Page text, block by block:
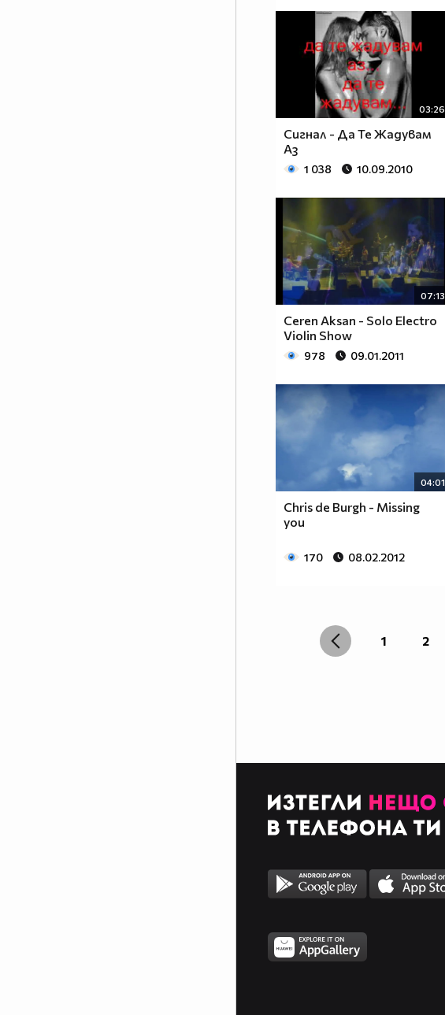
03:26
Сигнал - Да Те Жадувам
Аз
1 038 10.09.2010
07:13
Ceren Aksan - Solo Electro
Violin Show
978 09.01.2011
04:01
Chris de Burgh - Missing
you
170 08.02.2012
1 2